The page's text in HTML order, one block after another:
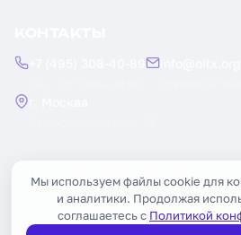
Мы используем файлы cookie для
и аналитики. Продолжая
соглашаетесь с Политикой